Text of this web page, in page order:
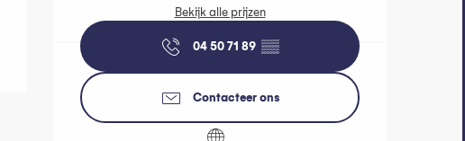
Bekijk alle prijzen
04 50 71 89 ▒▒
Contacteer ons